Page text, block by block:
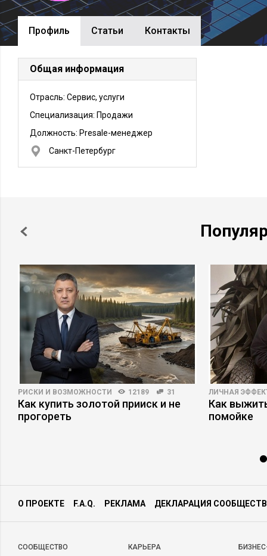
Профиль Cтатьи Контакты
Общая информация
Отрасль: Сервис, услуги
Специализация: Продажи
Должность: Presale-менеджер
Санкт-Петербург
РИСКИ И ВОЗМОЖНОСТИ 12189 31
Как купить золотой прииск и не
прогореть
ЛИЧНАЯ
Как
помойке
О ПРОЕКТЕ F.A.Q. РЕКЛАМА ДЕКЛАРАЦИЯ
CООБЩЕСТВО КАРЬЕРА